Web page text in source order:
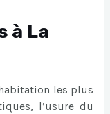
à La
les plus
l’usure du